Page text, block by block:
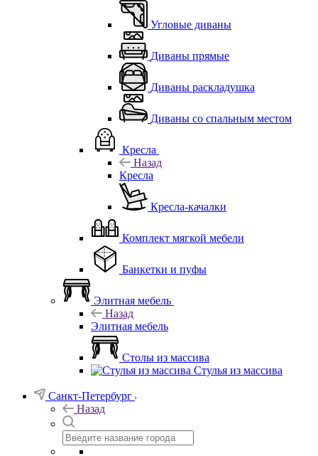
Угловые диваны
Диваны прямые
Диваны раскладушка
Диваны со спальным местом
Кресла
Назад
Кресла
Кресла-качалки
Комплект мягкой мебели
Банкетки и пуфы
Элитная мебель
Назад
Элитная мебель
Столы из массива
Стулья из массива
Санкт-Петербург
Назад